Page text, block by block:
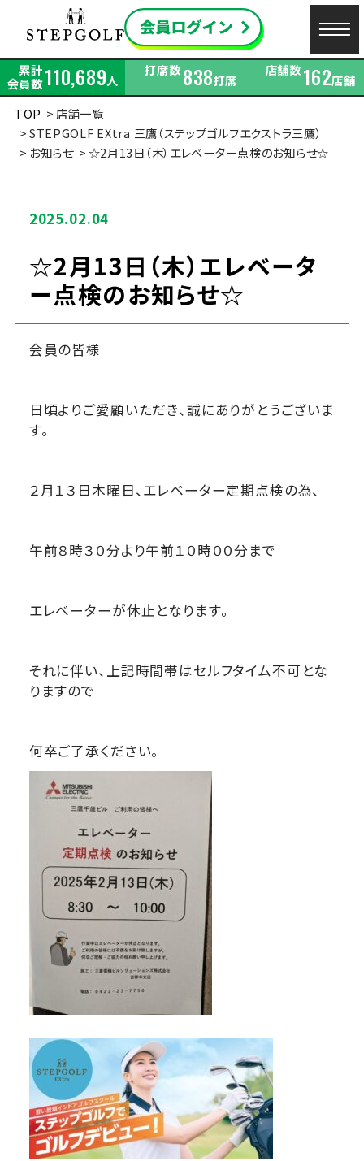
累計
会員数110,689人
打席数838打席
店舗数162店舗
TOP
店舗一覧
STEPGOLF EXtra 三鷹（ステップゴルフエクストラ三鷹）
お知らせ
☆2月13日（木）エレベーター点検のお知らせ☆
2025.02.04
☆2月13日（木）エレベータ
ー点検のお知らせ☆
会員の皆様
日頃よりご愛顧いただき、誠にありがとうございま
す。
２月１３日木曜日、エレベーター定期点検の為、
午前８時３０分より午前１０時００分まで
エレベーターが休止となります。
それに伴い、上記時間帯はセルフタイム不可とな
りますので
何卒ご了承ください。